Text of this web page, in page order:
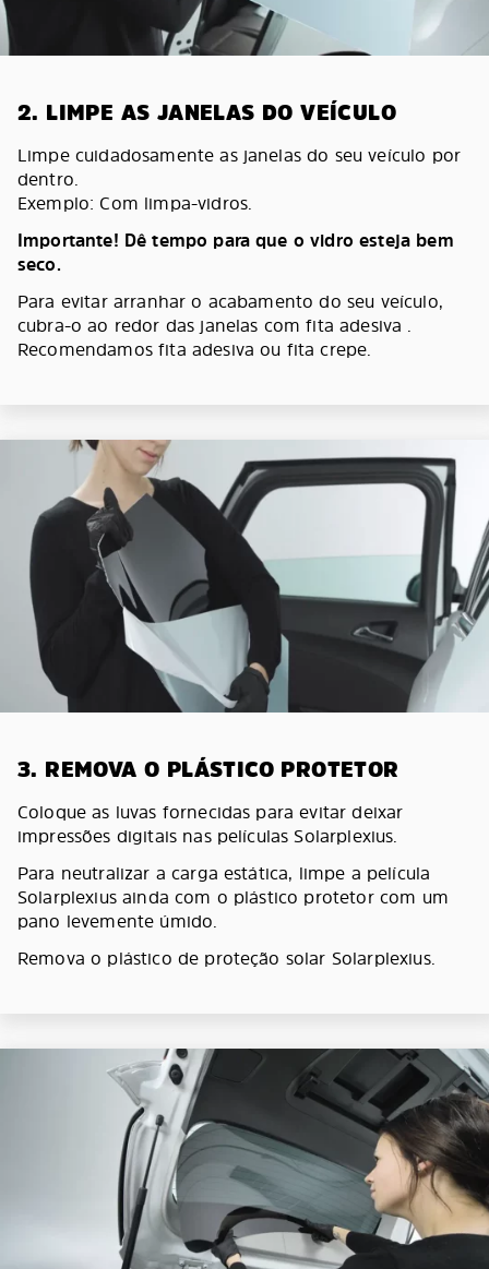
2. LIMPE AS JANELAS DO VEÍCULO
Limpe cuidadosamente as janelas do seu veículo por
dentro.
Exemplo: Com limpa-vidros.
Importante! Dê tempo para que o vidro esteja bem
seco.
Para evitar arranhar o acabamento do seu veículo,
cubra-o ao redor das janelas com fita adesiva .
Recomendamos fita adesiva ou fita crepe.
3. REMOVA O PLÁSTICO PROTETOR
Coloque as luvas fornecidas para evitar deixar
impressões digitais nas películas Solarplexius.
Para neutralizar a carga estática, limpe a película
Solarplexius ainda com o plástico protetor com um
pano levemente úmido.
Remova o plástico de proteção solar Solarplexius.